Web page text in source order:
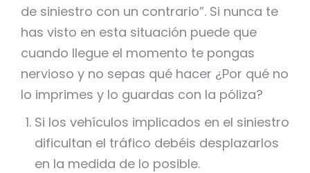
de siniestro con un contrario”. Si nunca te
has visto en esta situación puede que
cuando llegue el momento te pongas
nervioso y no sepas qué hacer ¿Por qué no
lo imprimes y lo guardas con la póliza?
Si los vehículos implicados en el siniestro
dificultan el tráfico debéis desplazarlos
en la medida de lo posible.